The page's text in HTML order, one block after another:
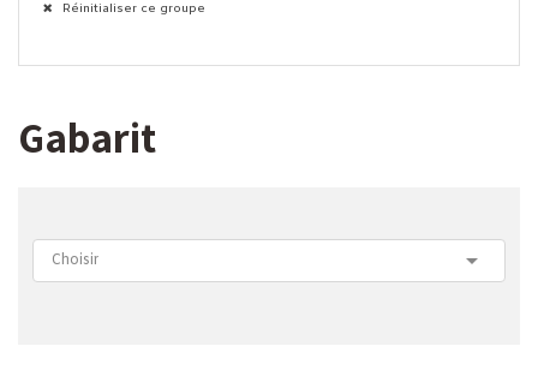
Réinitialiser ce groupe
Gabarit
Choisir 